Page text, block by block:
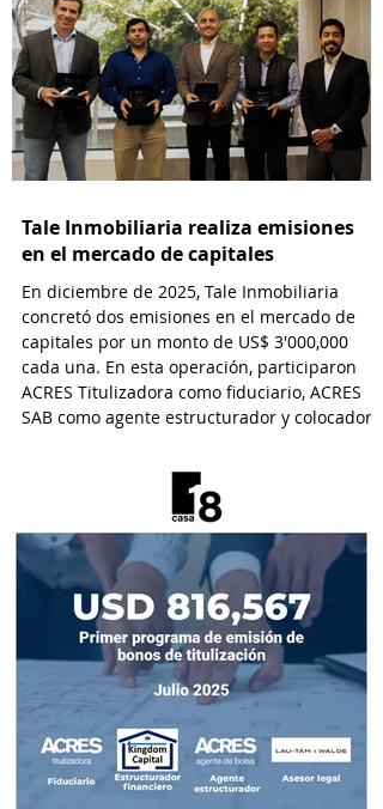
Tale Inmobiliaria realiza emisiones
en el mercado de capitales
En diciembre de 2025, Tale Inmobiliaria
concretó dos emisiones en el mercado de
capitales por un monto de US$ 3'000,000
cada una. En esta operación, participaron
ACRES Titulizadora como fiduciario, ACRES
SAB como agente estructurador y colocador,